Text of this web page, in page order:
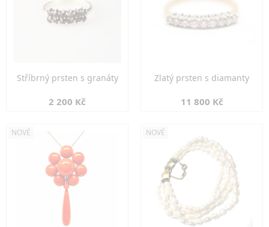
Stříbrný prsten s granáty
2 200 Kč
Zlatý prsten s diamanty
11 800 Kč
NOVÉ NOVÉ